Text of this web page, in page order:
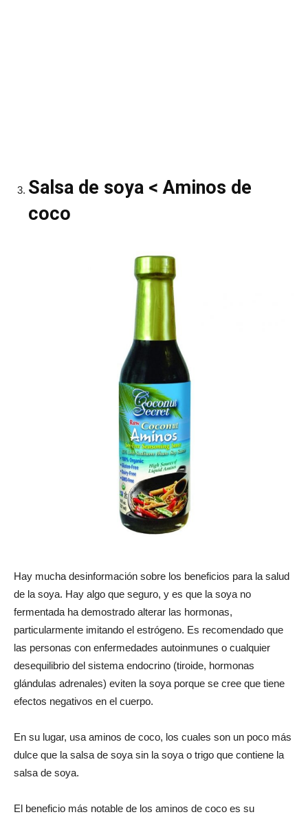
Salsa de soya < Aminos de
coco
Hay mucha desinformación sobre los beneficios para la salud
de la soya. Hay algo que seguro, y es que la soya no
fermentada ha demostrado alterar las hormonas,
particularmente imitando el estrógeno. Es recomendado que
las personas con enfermedades autoinmunes o cualquier
desequilibrio del sistema endocrino (tiroide, hormonas
glándulas adrenales) eviten la soya porque se cree que tiene
efectos negativos en el cuerpo.
En su lugar, usa aminos de coco, los cuales son un poco más
dulce que la salsa de soya sin la soya o trigo que contiene la
salsa de soya.
El beneficio más notable de los aminos de coco es su